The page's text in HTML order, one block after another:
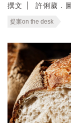
撰文 許俐葳．
提案on the desk